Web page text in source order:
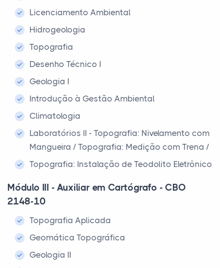
Licenciamento Ambiental
Hidrogeologia
Topografia
Desenho Técnico I
Geologia I
Introdução à Gestão Ambiental
Climatologia
Laboratórios II - Topografia: Nivelamento com
Mangueira / Topografia: Medição com Trena /
Topografia: Instalação de Teodolito Eletrônico
Módulo III - Auxiliar em Cartógrafo - CBO
2148-10
Topografia Aplicada
Geomática Topográfica
Geologia II